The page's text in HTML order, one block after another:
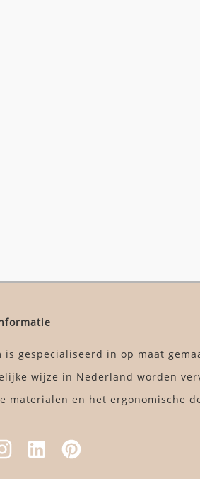
is gespecialiseerd in op maat
wijze in Nederland worden
materialen en het ergonomische